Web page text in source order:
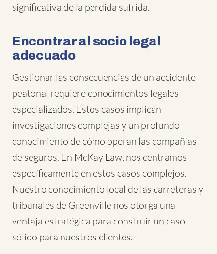
significativa de la pérdida sufrida.
Encontrar al socio legal
adecuado
Gestionar las consecuencias de un accidente
peatonal requiere conocimientos legales
especializados. Estos casos implican
investigaciones complejas y un profundo
conocimiento de cómo operan las compañías
de seguros. En McKay Law, nos centramos
específicamente en estos casos complejos.
Nuestro conocimiento local de las carreteras y
tribunales de Greenville nos otorga una
ventaja estratégica para construir un caso
sólido para nuestros clientes.